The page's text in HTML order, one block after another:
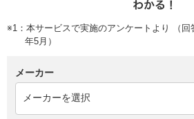
※1：本サービスで実施のアンケートより （回
年5月）
メーカー